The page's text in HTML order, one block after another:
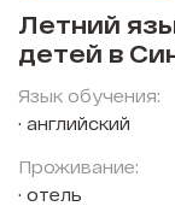
Летний
детей в
Язык обучения:
английский
Проживание:
отель